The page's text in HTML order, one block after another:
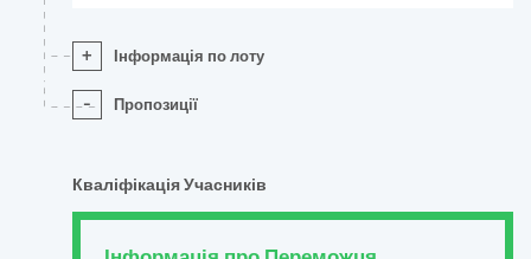
+ Інформація по лоту
- Пропозиції
Кваліфікація Учасників